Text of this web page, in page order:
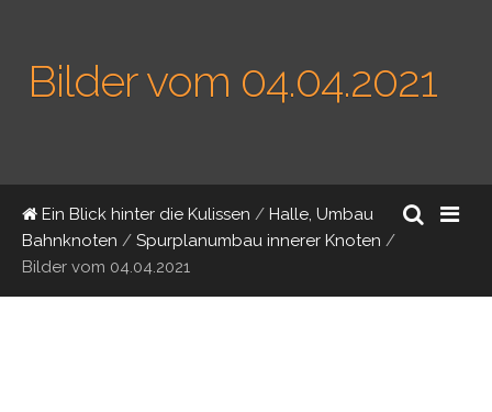
Bilder vom 04.04.2021
Ein Blick hinter die Kulissen / Halle, Umbau
Bahnknoten / Spurplanumbau innerer Knoten /
Bilder vom 04.04.2021